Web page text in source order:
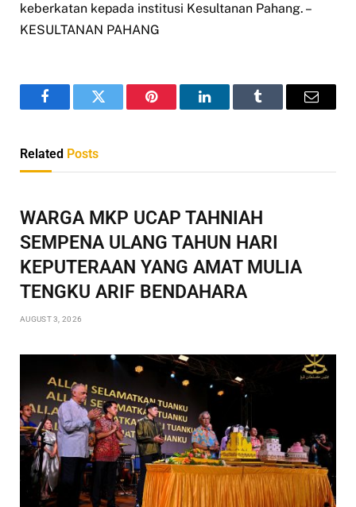
keberkatan kepada institusi Kesultanan Pahang. –
KESULTANAN PAHANG
FacebookTwitter Pinterest LinkedInTumblr Email
Related Posts
WARGA MKP UCAP TAHNIAH
SEMPENA ULANG TAHUN HARI
KEPUTERAAN YANG AMAT MULIA
TENGKU ARIF BENDAHARA
AUGUST 3, 2026